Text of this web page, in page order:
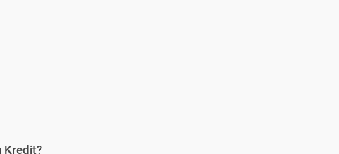
Kredit?